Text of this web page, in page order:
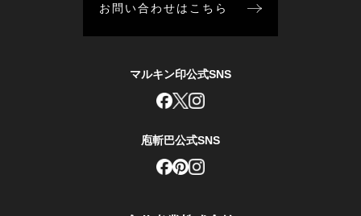
お問い合わせはこちら
マルキン印公式SNS
庖斬巴公式SNS